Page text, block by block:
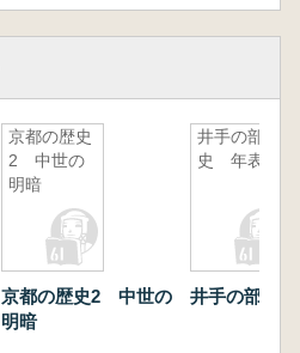
京都の歴史
2 中世の
明暗
京都の歴史2 中世の
明暗
井手の部落
史 年表
井手の部落